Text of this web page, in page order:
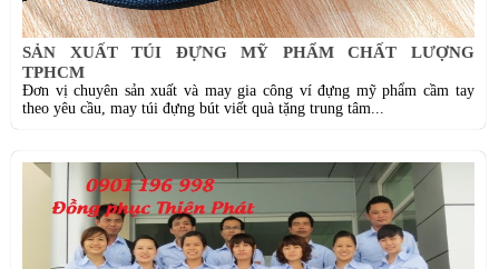
SẢN XUẤT TÚI ĐỰNG MỸ PHẨM CHẤT LƯỢNG
TPHCM
Đơn vị chuyên sản xuất và may gia công ví đựng mỹ phẩm cầm tay
theo yêu cầu, may túi đựng bút viết quà tặng trung tâm...